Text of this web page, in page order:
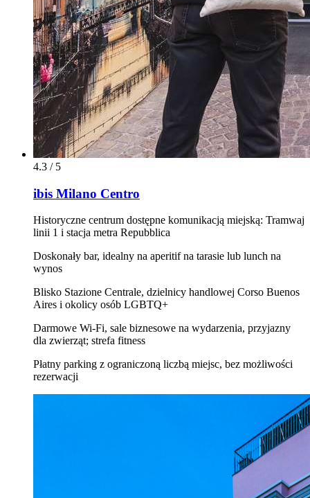
4.3 / 5
ibis Milano Centro
Historyczne centrum dostępne komunikacją miejską: Tramwaj
linii 1 i stacja metra Repubblica
Doskonały bar, idealny na aperitif na tarasie lub lunch na
wynos
Blisko Stazione Centrale, dzielnicy handlowej Corso Buenos
Aires i okolicy osób LGBTQ+
Darmowe Wi‑Fi, sale biznesowe na wydarzenia, przyjazny
dla zwierząt; strefa fitness
Płatny parking z ograniczoną liczbą miejsc, bez możliwości
rezerwacji